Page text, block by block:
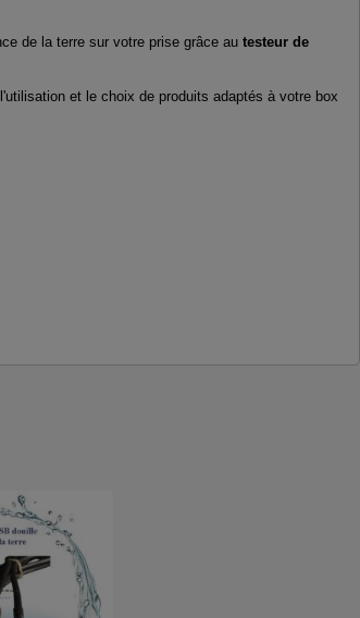
de la terre sur votre prise grâce au testeur de
et le choix de produits adaptés à votre box